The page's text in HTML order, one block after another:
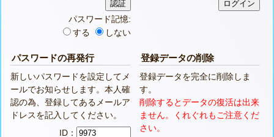
パスワード記憶:
する
しない
パスワードの再発行
新しいパスワードを設定してメ
ールでお知らせします。本人確
認の為、登録してあるメールア
ドレスを記入してください。
ID：
登録データの削除
登録データを完全に削除しま
す。
削除するとデータの復活は出来
ません。くれぐれもご注意くだ
さい。